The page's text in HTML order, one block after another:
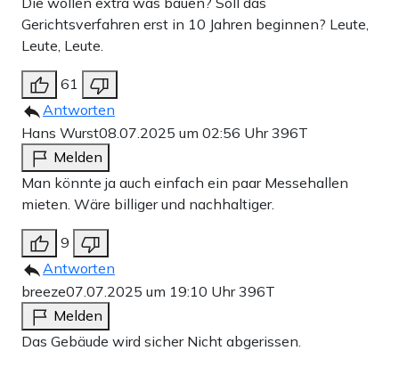
Gerichtsverfahren erst in 10 Jahren beginnen? Leute,
Leute, Leute.
61
Antworten
Hans Wurst08.07.2025 um 02:56 Uhr396T
Melden
Man könnte ja auch einfach ein paar Messehallen
mieten. Wäre billiger und nachhaltiger.
9
Antworten
breeze07.07.2025 um 19:10 Uhr396T
Melden
Das Gebäude wird sicher Nicht abgerissen.